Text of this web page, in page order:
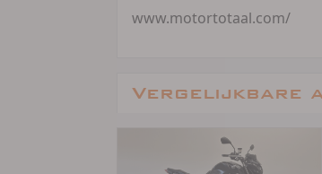
www.motortotaal.com/
Vergelijkbare